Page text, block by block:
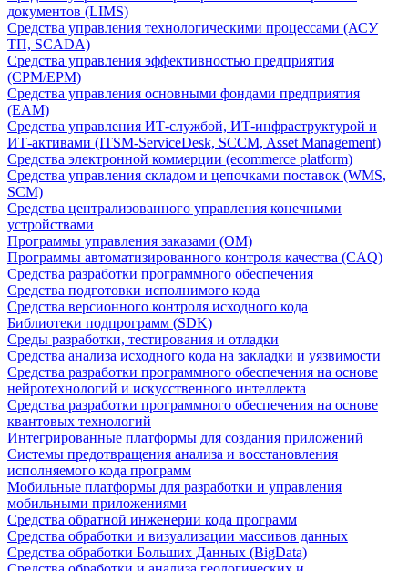
документов (LIMS)
Средства управления технологическими процессами (АСУ
ТП, SCADA)
Средства управления эффективностью предприятия
(CPM/EPM)
Средства управления основными фондами предприятия
(EAM)
Средства управления ИТ-службой, ИТ-инфраструктурой и
ИТ-активами (ITSM-ServiceDesk, SCCM, Asset Management)
Средства электронной коммерции (ecommerce platform)
Средства управления складом и цепочками поставок (WMS,
SCM)
Средства централизованного управления конечными
устройствами
Программы управления заказами (OM)
Программы автоматизированного контроля качества (CAQ)
Средства разработки программного обеспечения
Средства подготовки исполнимого кода
Средства версионного контроля исходного кода
Библиотеки подпрограмм (SDK)
Среды разработки, тестирования и отладки
Средства анализа исходного кода на закладки и уязвимости
Средства разработки программного обеспечения на основе
нейротехнологий и искусственного интеллекта
Средства разработки программного обеспечения на основе
квантовых технологий
Интегрированные платформы для создания приложений
Системы предотвращения анализа и восстановления
исполняемого кода программ
Мобильные платформы для разработки и управления
мобильными приложениями
Средства обратной инженерии кода программ
Средства обработки и визуализации массивов данных
Средства обработки Больших Данных (BigData)